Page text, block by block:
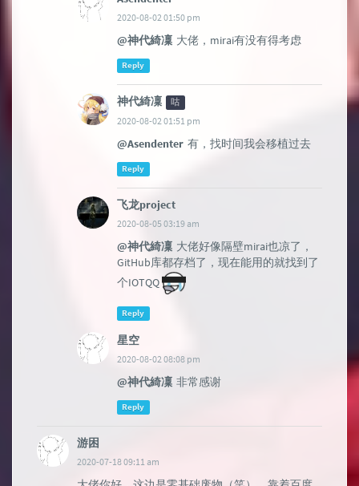
2020-08-02 01:50 pm
@神代綺凜 大佬，mirai有没有得考虑
Reply
神代綺凜 咕
2020-08-02 01:51 pm
@Asendenter 有，找时间我会移植过去
Reply
飞龙project
2020-08-05 03:19 am
@神代綺凜 大佬好像隔壁mirai也凉了，
GitHub库都存档了，现在能用的就找到了
个IOTQQ
Reply
星空
2020-08-02 08:08 pm
@神代綺凜 非常感谢
Reply
游困
2020-07-18 09:11 am